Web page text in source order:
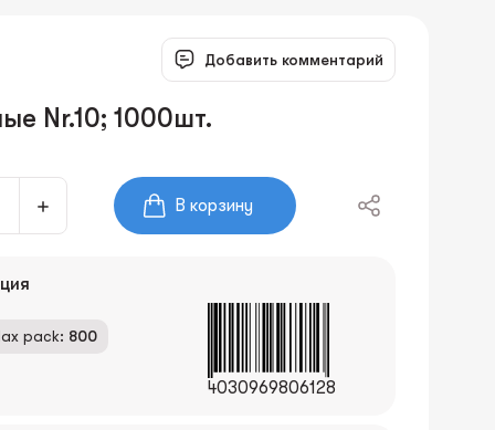
Добавить комментарий
Nr.10; 1000шт.
В корзину
pack: 800
4030969806128